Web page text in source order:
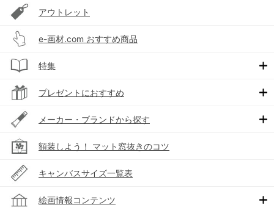
アウトレット
e-画材.com おすすめ商品
特集
プレゼントにおすすめ
メーカー・ブランドから探す
額装しよう！ マット窓抜きのコツ
キャンバスサイズ一覧表
絵画情報コンテンツ